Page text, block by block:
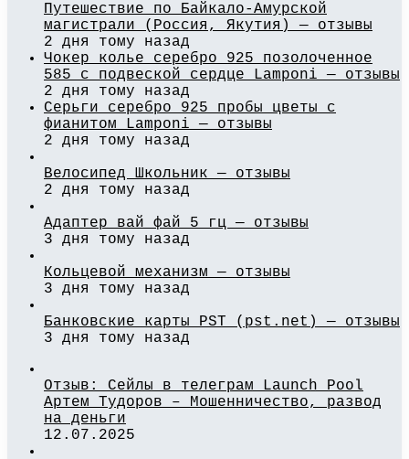
Путешествие по Байкало-Амурской
магистрали (Россия, Якутия) — отзывы
2 дня тому назад
Чокер колье серебро 925 позолоченное
585 с подвеской сердце Lamponi — отзывы
2 дня тому назад
Серьги серебро 925 пробы цветы с
фианитом Lamponi — отзывы
2 дня тому назад
Велосипед Школьник — отзывы
2 дня тому назад
Адаптер вай фай 5 гц — отзывы
3 дня тому назад
Кольцевой механизм — отзывы
3 дня тому назад
Банковские карты PST (pst.net) — отзывы
3 дня тому назад
Отзыв: Сейлы в телеграм Launch Pool
Артем Тудоров – Мошенничество, развод
на деньги
12.07.2025